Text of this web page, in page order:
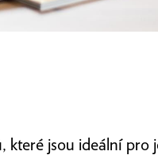
které jsou ideální pro